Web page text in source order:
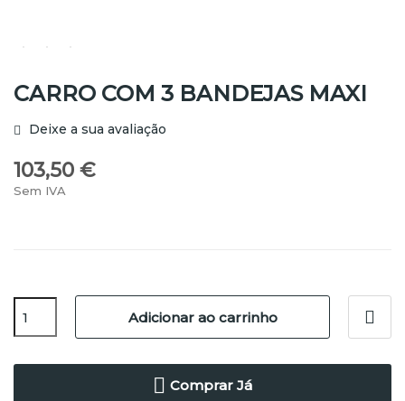
CARRO COM 3 BANDEJAS MAXI
Deixe a sua avaliação
103,50 €
Sem IVA
Adicionar ao carrinho
Comprar Já